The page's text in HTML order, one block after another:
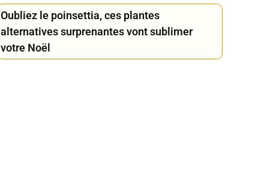
Oubliez le poinsettia, ces plantes
alternatives surprenantes vont sublimer
votre Noël